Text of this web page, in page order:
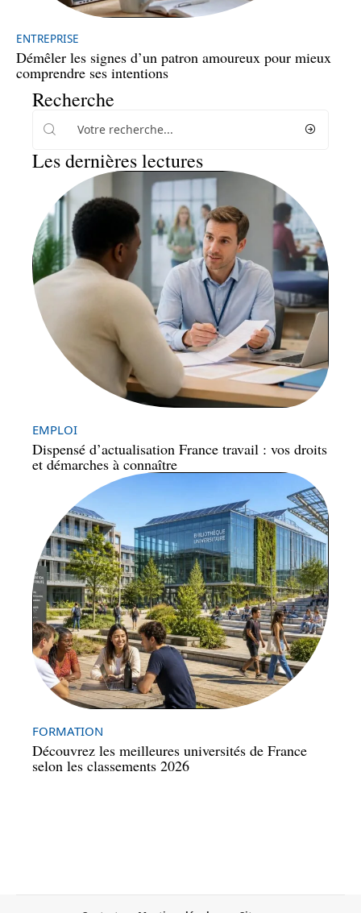
ENTREPRISE
Démêler les signes d’un patron amoureux pour mieux
comprendre ses intentions
Recherche
Les dernières lectures
EMPLOI
Dispensé d’actualisation France travail : vos droits
et démarches à connaître
FORMATION
Découvrez les meilleures universités de France
selon les classements 2026